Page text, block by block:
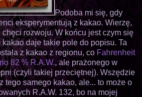
Podoba mi się, gdy
eksperymentują z kakao. Wierzę,
rozwoju. W końcu jest czym się
daje takie pole do popisu. Ta
z kakao z regionu, co Fahrenheit
82 % R.A.W., ale prażonego w
(czyli takiej przeciętnej). Wszędzie
tego samego kakao, ale... to może o
R.A.W. 132, bo na mojej